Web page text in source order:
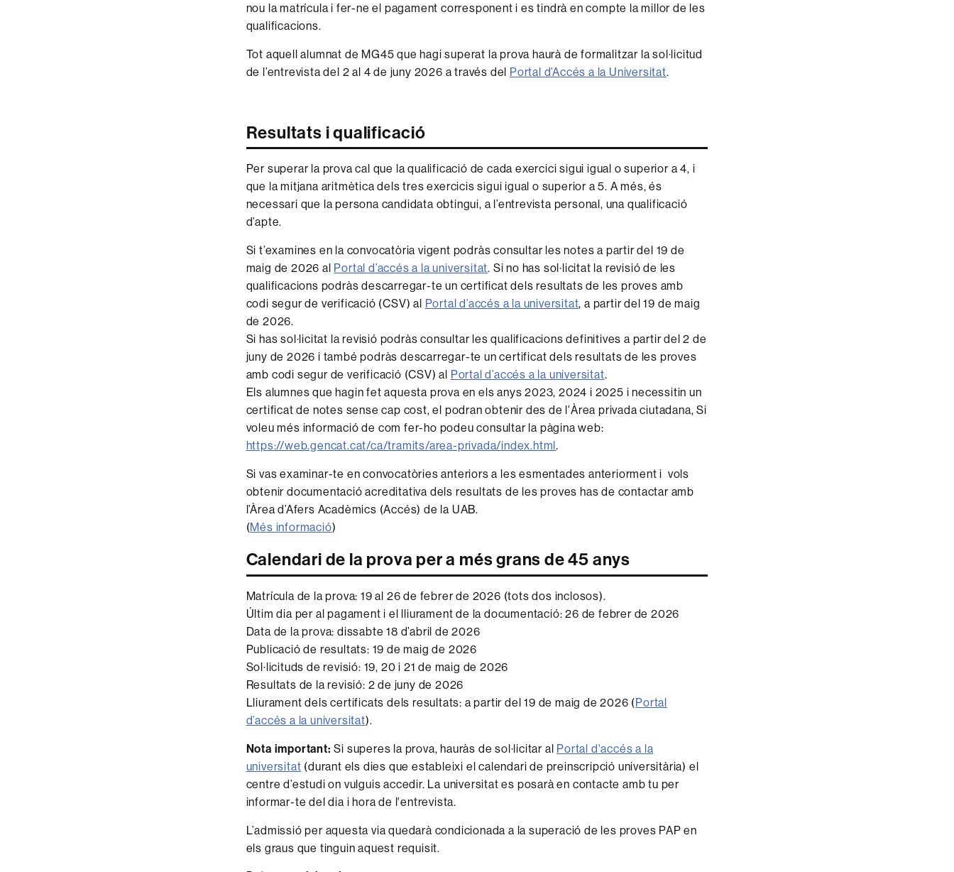
nou la matrícula i fer-ne el pagament corresponent i es tindrà en compte la millor de les
qualificacions.
Tot aquell alumnat de MG45 que hagi superat la prova haurà de formalitzar la sol·licitud
de l’entrevista del 2 al 4 de juny 2026 a través del Portal d’Accés a la Universitat.
Resultats i qualificació
Per superar la prova cal que la qualificació de cada exercici sigui igual o superior a 4, i
que la mitjana aritmètica dels tres exercicis sigui igual o superior a 5. A més, és
necessari que la persona candidata obtingui, a l’entrevista personal, una qualificació
d’apte.
Si t’examines en la convocatòria vigent podràs consultar les notes a partir del 19 de
maig de 2026 al Portal d’accés a la universitat. Si no has sol·licitat la revisió de les
qualificacions podràs descarregar-te un certificat dels resultats de les proves amb
codi segur de verificació (CSV) al Portal d’accés a la universitat, a partir del 19 de maig
de 2026.
Si has sol·licitat la revisió podràs consultar les qualificacions definitives a partir del 2 de
juny de 2026 i també podràs descarregar-te un certificat dels resultats de les proves
amb codi segur de verificació (CSV) al Portal d’accés a la universitat.
Els alumnes que hagin fet aquesta prova en els anys 2023, 2024 i 2025 i necessitin un
certificat de notes sense cap cost, el podran obtenir des de l'Àrea privada ciutadana, Si
voleu més informació de com fer-ho podeu consultar la pàgina web:
https://web.gencat.cat/ca/tramits/area-privada/index.html.
Si vas examinar-te en convocatòries anteriors a les esmentades anteriorment i vols
obtenir documentació acreditativa dels resultats de les proves has de contactar amb
l’Àrea d’Afers Acadèmics (Accés) de la UAB.
(Més informació)
Calendari de la prova per a més grans de 45 anys
Matrícula de la prova: 19 al 26 de febrer de 2026 (tots dos inclosos).
Últim dia per al pagament i el lliurament de la documentació: 26 de febrer de 2026
Data de la prova: dissabte 18 d’abril de 2026
Publicació de resultats: 19 de maig de 2026
Sol·licituds de revisió: 19, 20 i 21 de maig de 2026
Resultats de la revisió: 2 de juny de 2026
Lliurament dels certificats dels resultats: a partir del 19 de maig de 2026 (Portal
d’accés a la universitat).
Nota important:Si superes la prova, hauràs de sol·licitar al Portal d'accés a la
universitat (durant els dies que estableixi el calendari de preinscripció universitària) el
centre d’estudi on vulguis accedir. La universitat es posarà en contacte amb tu per
informar-te del dia i hora de l'entrevista.
L’admissió per aquesta via quedarà condicionada a la superació de les proves PAP en
els graus que tinguin aquest requisit.